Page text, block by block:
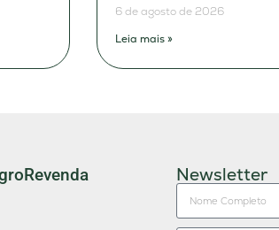
6 de agosto de 2026
Leia mais »
Newsletter